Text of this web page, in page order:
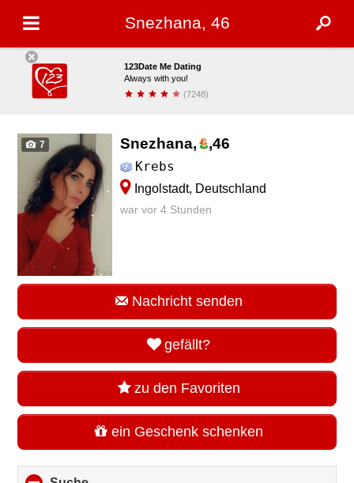
Snezhana, 46
123Date Me Dating
Always with you!
(7248)
7
Snezhana, ,46
Krebs
Ingolstadt, Deutschland
war vor 4 Stunden
Nachricht senden
gefällt?
zu den Favoriten
ein Geschenk schenken